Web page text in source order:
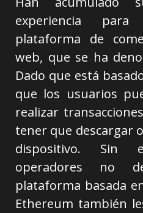
experiencia
plataforma de
web, que se ha
Dado que está
que los usuarios
realizar
tener que descargar
dispositivo. Sin
operadores no
plataforma basada
Ethereum también